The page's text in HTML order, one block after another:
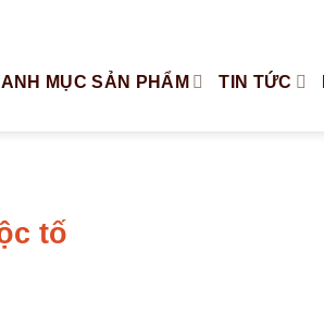
MỤC SẢN PHẨM TIN TỨC
tố